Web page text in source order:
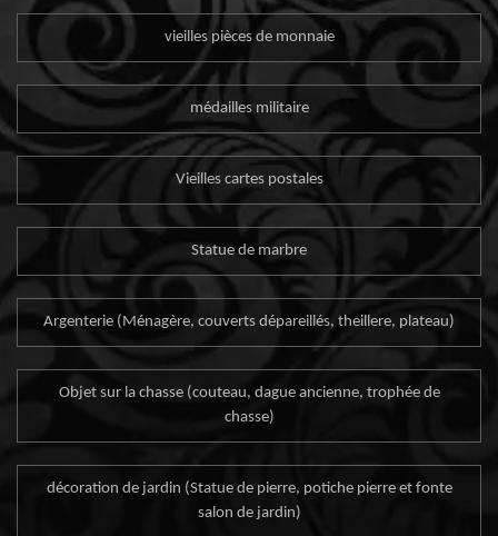
vieilles pièces de monnaie
médailles militaire
Vieilles cartes postales
Statue de marbre
Argenterie (Ménagère, couverts dépareillés, theillere, plateau)
Objet sur la chasse (couteau, dague ancienne, trophée de
chasse)
décoration de jardin (Statue de pierre, potiche pierre et fonte
salon de jardin)